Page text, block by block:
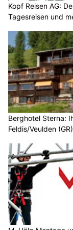
Kopf Reisen AG:
Tagesreisen und
Berghotel Sterna:
Feldis/Veulden (GR)